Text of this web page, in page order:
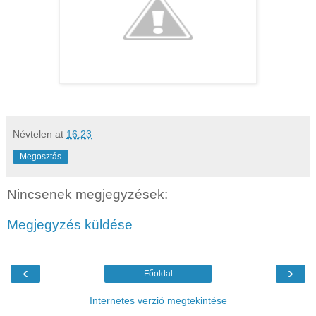
Névtelen at 16:23
Megosztás
Nincsenek megjegyzések:
Megjegyzés küldése
‹ ›
Főoldal
Internetes verzió megtekintése